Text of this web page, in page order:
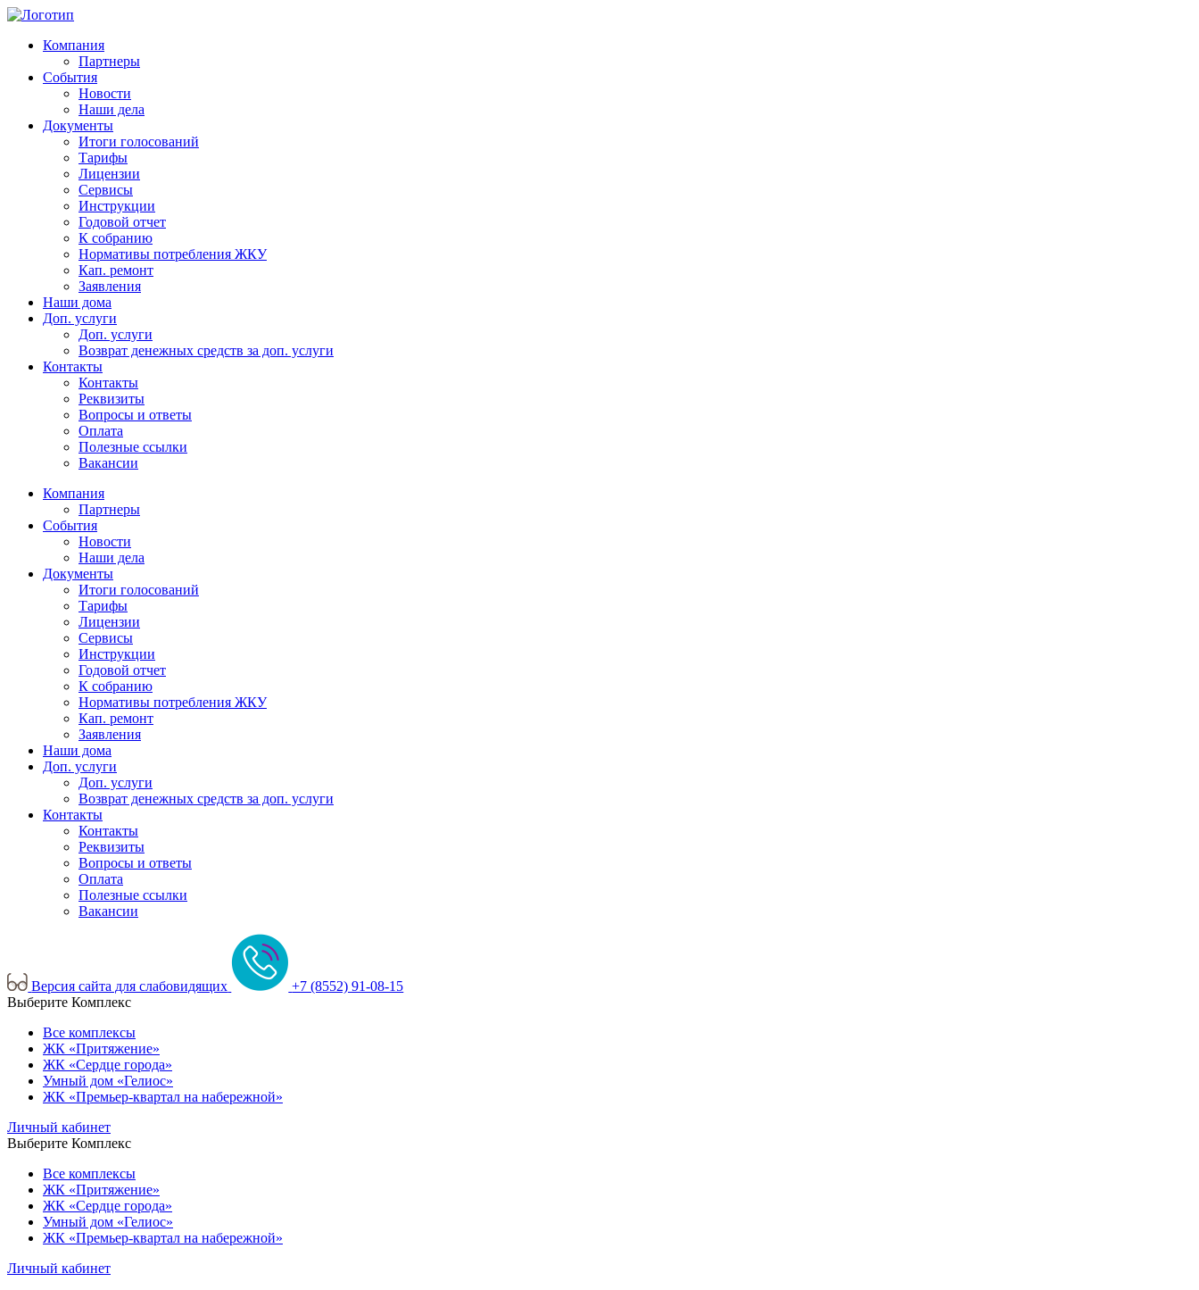
Компания
Партнеры
События
Новости
Наши дела
Документы
Итоги голосований
Тарифы
Лицензии
Сервисы
Инструкции
Годовой отчет
К собранию
Нормативы потребления ЖКУ
Кап. ремонт
Заявления
Наши дома
Доп. услуги
Доп. услуги
Возврат денежных средств за доп. услуги
Контакты
Контакты
Реквизиты
Вопросы и ответы
Оплата
Полезные ссылки
Вакансии
Компания
Партнеры
События
Новости
Наши дела
Документы
Итоги голосований
Тарифы
Лицензии
Сервисы
Инструкции
Годовой отчет
К собранию
Нормативы потребления ЖКУ
Кап. ремонт
Заявления
Наши дома
Доп. услуги
Доп. услуги
Возврат денежных средств за доп. услуги
Контакты
Контакты
Реквизиты
Вопросы и ответы
Оплата
Полезные ссылки
Вакансии
Версия сайта для слабовидящих
+7 (8552) 91-08-15
Выберите Комплекс
Все комплексы
ЖК «Притяжение»
ЖК «Сердце города»
Умный дом «Гелиос»
ЖК «Премьер-квартал на набережной»
Личный кабинет
Выберите Комплекс
Все комплексы
ЖК «Притяжение»
ЖК «Сердце города»
Умный дом «Гелиос»
ЖК «Премьер-квартал на набережной»
Личный кабинет